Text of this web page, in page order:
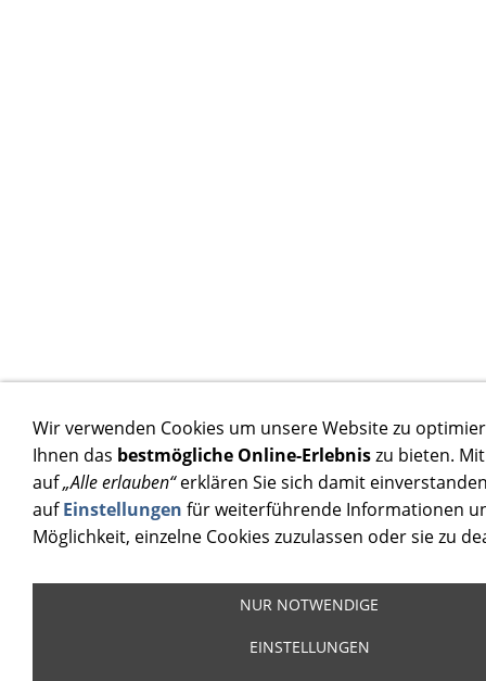
Wir verwenden Cookies um unsere Website zu
Ihnen das bestmögliche Online-Erlebniszu bieten.
auf„Alle erlauben“erklären Sie sich damit
aufEinstellungen für weiterführende Informationen
Möglichkeit, einzelne Cookies zuzulassen oder sie zu
NUR NOTWENDIGE
EINSTELLUNGEN